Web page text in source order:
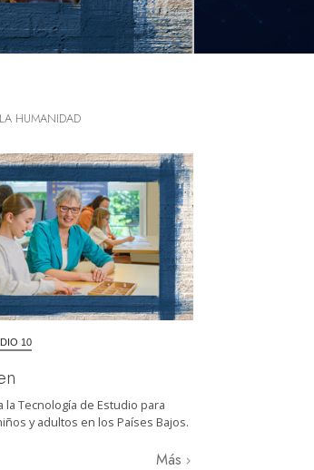
HUMANIDAD
10
la Tecnología de Estudio para
y adultos en los Países Bajos.
Más